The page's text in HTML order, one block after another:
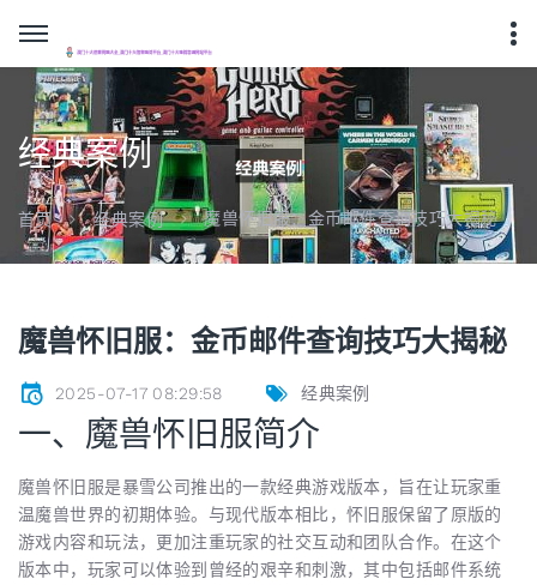
经典案例
首页 经典案例 魔兽怀旧服：金币邮件查询技巧大揭秘
魔兽怀旧服：金币邮件查询技巧大揭秘
2025-07-17 08:29:58 经典案例
一、魔兽怀旧服简介
魔兽怀旧服是暴雪公司推出的一款经典游戏版本，旨在让玩家重
温魔兽世界的初期体验。与现代版本相比，怀旧服保留了原版的
游戏内容和玩法，更加注重玩家的社交互动和团队合作。在这个
版本中，玩家可以体验到曾经的艰辛和刺激，其中包括邮件系统